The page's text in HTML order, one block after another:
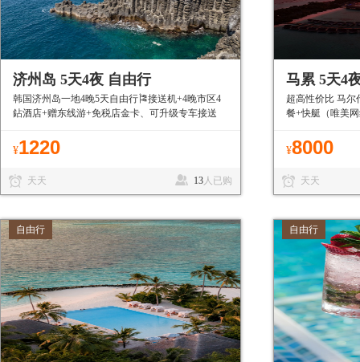
济州岛 5天4夜 自由行
韩国济州岛一地4晚5天自由行🎏接送机+4晚市区4
鉆酒店+赠东线游+免税店金卡、可升级专车接送
¥1220
天天 13人已购
马累 5天4
超高性价比 马尔
餐+快艇（唯美
¥8000
天天
自由行 自由行